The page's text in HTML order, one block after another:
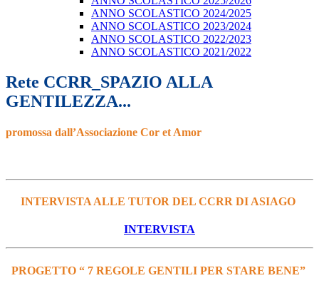
ANNO SCOLASTICO 2024/2025
ANNO SCOLASTICO 2023/2024
ANNO SCOLASTICO 2022/2023
ANNO SCOLASTICO 2021/2022
Rete CCRR_SPAZIO ALLA
GENTILEZZA...
promossa dall’Associazione Cor et Amor
INTERVISTA ALLE TUTOR DEL CCRR DI ASIAGO
INTERVISTA
PROGETTO “ 7 REGOLE GENTILI PER STARE BENE”